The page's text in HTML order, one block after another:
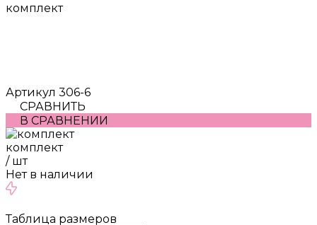
комплект
Артикул 306-6
СРАВНИТЬ
В СРАВНЕНИИ
комплект
/ шт
Нет в наличии
Таблица размеров